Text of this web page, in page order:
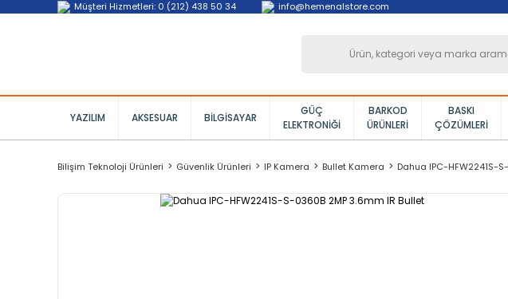
Müşteri Hizmetleri: 0 (212) 438 50 34 info@hemenalstore.com
YAZILIM AKSESUAR BILGISAYAR
GÜÇ
ELEKTRONIĞI
BARKOD
ÜRÜNLERI
BASKI
ÇÖZÜMLERI
Bilişim Teknoloji Ürünleri Güvenlik Ürünleri IP Kamera Bullet Kamera Dahua IPC-HFW2241S-